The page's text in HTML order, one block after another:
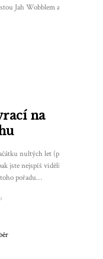
Jah Wobblem a
na
nultých let (pro ty, co
jste nejspíš viděli The
pořadu…